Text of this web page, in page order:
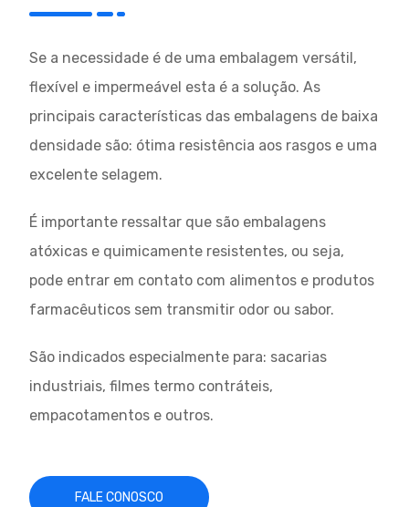
Se a necessidade é de uma embalagem versátil,
flexível e impermeável esta é a solução. As
principais características das embalagens de baixa
densidade são: ótima resistência aos rasgos e uma
excelente selagem.
É importante ressaltar que são embalagens
atóxicas e quimicamente resistentes, ou seja,
pode entrar em contato com alimentos e produtos
farmacêuticos sem transmitir odor ou sabor.
São indicados especialmente para: sacarias
industriais, filmes termo contráteis,
empacotamentos e outros.
FALE CONOSCO